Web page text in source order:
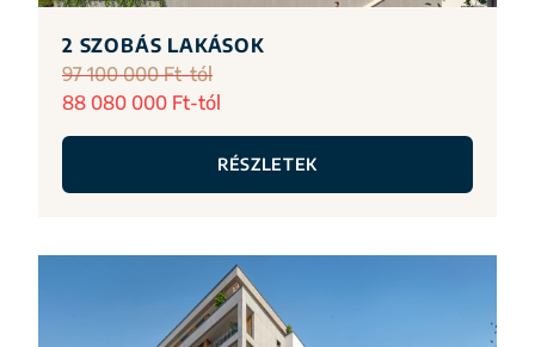
2 SZOBÁS LAKÁSOK
97 100 000 Ft-tól
88 080 000 Ft-tól
RÉSZLETEK